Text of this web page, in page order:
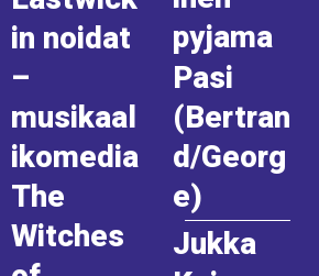
in noidat
–
musikaal
ikomedia
The
Witches
pyjama
Pasi
(Bertran
d/Georg
e)
Jukka